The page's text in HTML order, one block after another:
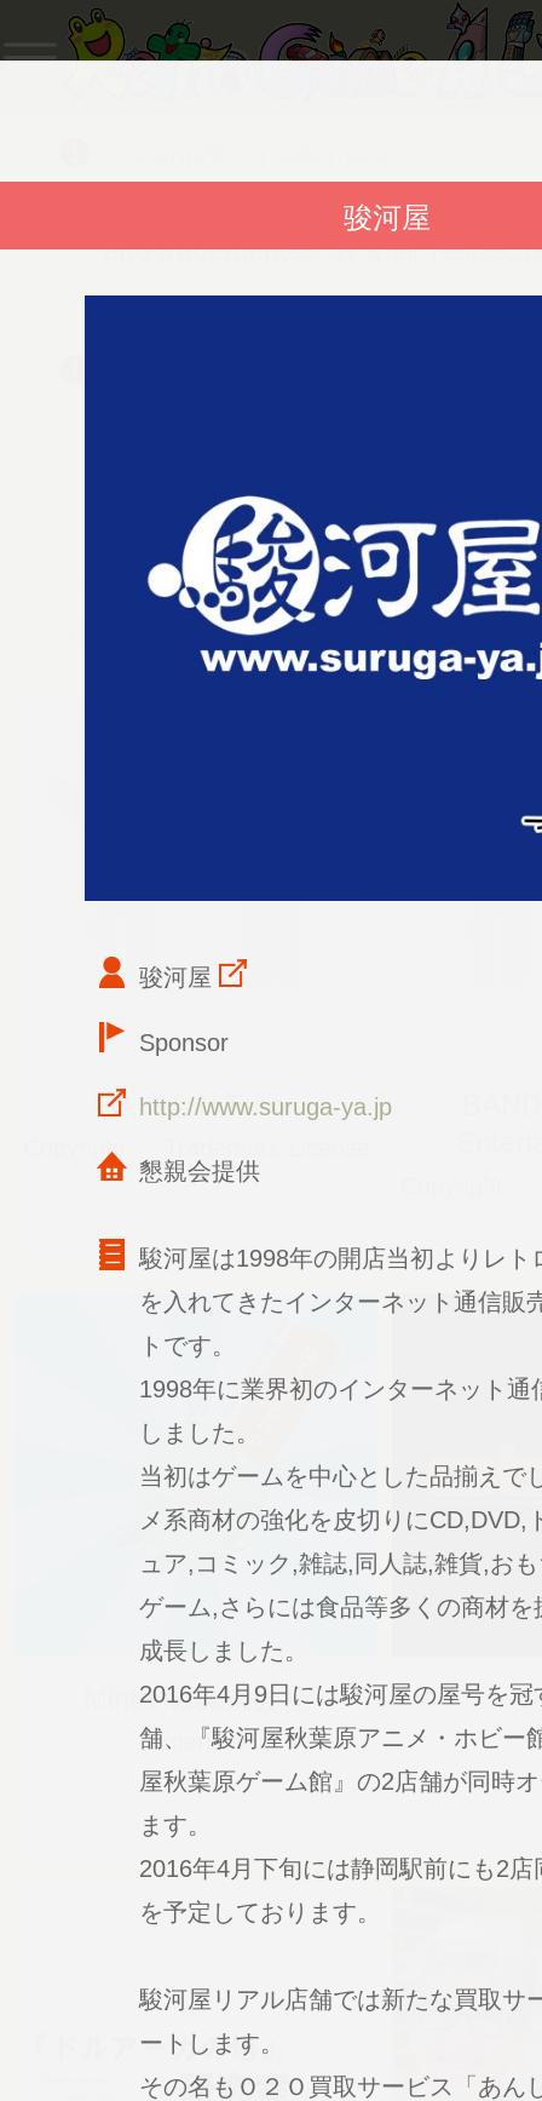
The contents of this website are
and trademarked by their
Details
株式会社Taito
Copyright ・ Trademark License
Mintomo株式会社
Organizer
骏河屋
骏河屋
Sponsor
http://www.suruga-ya.jp
懇親会提供
駿河屋は1998年の開店当初よりレト
を入れてきたインターネット通信販
トです。
1998年に業界初のインターネット通
しました。
当初はゲームを中心とした品揃えで
メ系商材の強化を皮切りにCD,DVD,
ュア,コミック,雑誌,同人誌,雑貨,お
ゲーム,さらには食品等多くの商材を
成長しました。
2016年4月9日には駿河屋の屋号を冠
舗、『駿河屋秋葉原アニメ・ホビー
屋秋葉原ゲーム館』の2店舗が同時
ます。
2016年4月下旬には静岡駅前にも2店
を予定しております。
駿河屋リアル店舗では新たな買取サ
ートします。
その名もＯ２Ｏ買取サービス「あん